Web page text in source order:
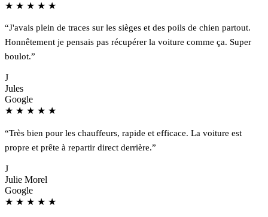
★ ★ ★ ★ ★
“J'avais plein de traces sur les sièges et des poils de chien partout.
Honnêtement je pensais pas récupérer la voiture comme ça. Super
boulot.”
J
Jules
Google
★ ★ ★ ★ ★
“Très bien pour les chauffeurs, rapide et efficace. La voiture est
propre et prête à repartir direct derrière.”
J
Julie Morel
Google
★ ★ ★ ★ ★